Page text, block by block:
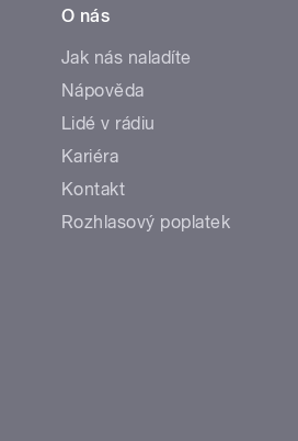
O nás
Jak nás naladíte
Nápověda
Lidé v rádiu
Kariéra
Kontakt
Rozhlasový poplatek